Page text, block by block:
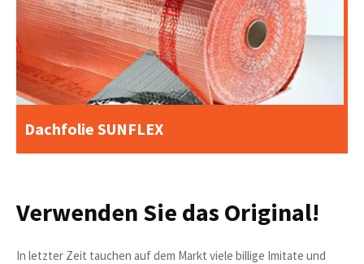
Dachfolie SUNFLEX
Verwenden Sie das Original!
In letzter Zeit tauchen auf dem Markt viele billige Imitate und